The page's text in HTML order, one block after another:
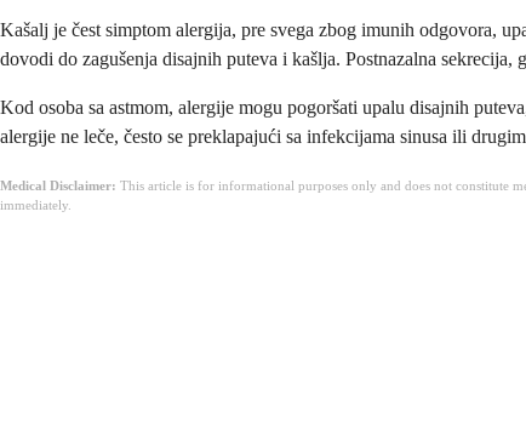
Kašalj je čest simptom alergija, pre svega zbog imunih odgovora,
dovodi do zagušenja disajnih puteva i kašlja. Postnazalna
Kod osoba sa astmom, alergije mogu pogoršati upalu disajnih
alergije ne leče, često se preklapajući sa infekcijama sinusa ili
Medical Disclaimer: This article is for informational purposes only and does not constitute
immediately.